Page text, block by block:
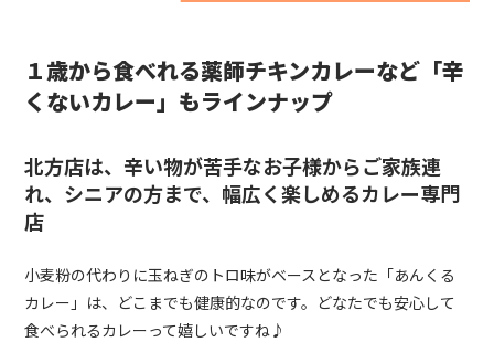
１歳から食べれる薬師チキンカレーなど「辛
くないカレー」もラインナップ
北方店は、辛い物が苦手なお子様からご家族連
れ、シニアの方まで、幅広く楽しめるカレー専門
店
小麦粉の代わりに玉ねぎのトロ味がベースとなった「あんくる
カレー」は、どこまでも健康的なのです。どなたでも安心して
食べられるカレーって嬉しいですね♪